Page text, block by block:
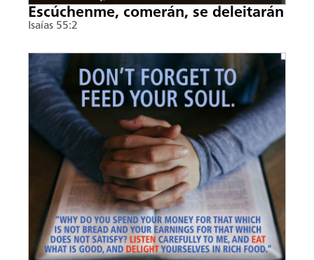
Escúchenme, comerán, se deleitarán
Isaías 55:2